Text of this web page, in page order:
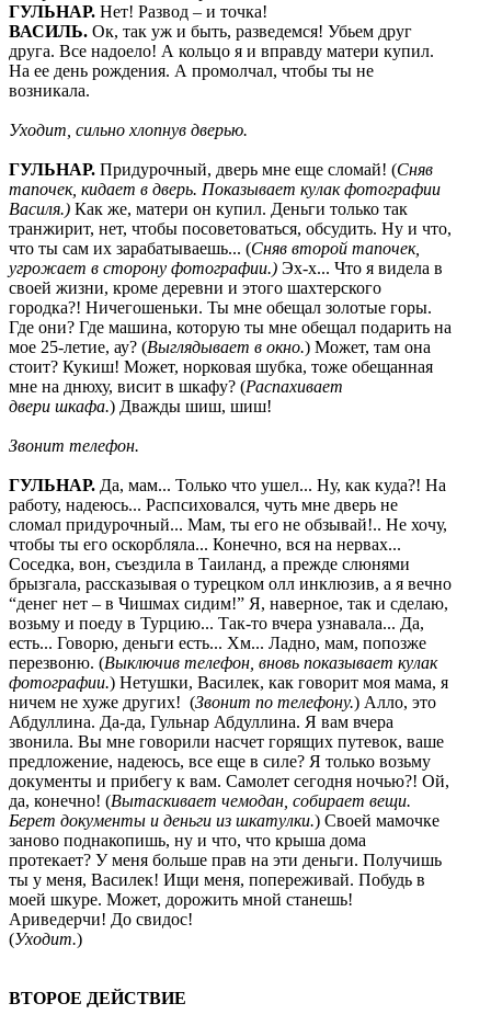
ГУЛЬНАР. Нет! Развод – и точка!
ВАСИЛЬ. Ок, так уж и быть, разведемся! Убьем друг
друга. Все надоело! А кольцо я и вправду матери купил.
На ее день рождения. А промолчал, чтобы ты не
возникала.
Уходит, сильно хлопнув дверью.
ГУЛЬНАР. Придурочный, дверь мне еще сломай! (Сняв
тапочек, кидает в дверь. Показывает кулак фотографии
Василя.) Как же, матери он купил. Деньги только так
транжирит, нет, чтобы посоветоваться, обсудить. Ну и что,
что ты сам их зарабатываешь... (Сняв второй тапочек,
угрожает в сторону фотографии.) Эх-х... Что я видела в
своей жизни, кроме деревни и этого шахтерского
городка?! Ничегошеньки. Ты мне обещал золотые горы.
Где они? Где машина, которую ты мне обещал подарить на
мое 25-летие, ау? (Выглядывает в окно.) Может, там она
стоит? Кукиш! Может, норковая шубка, тоже обещанная
мне на днюху, висит в шкафу? (Распахивает
двери шкафа.) Дважды шиш, шиш!
Звонит телефон.
ГУЛЬНАР. Да, мам... Только что ушел... Ну, как куда?! На
работу, надеюсь... Распсиховался, чуть мне дверь не
сломал придурочный... Мам, ты его не обзывай!.. Не хочу,
чтобы ты его оскорбляла... Конечно, вся на нервах...
Соседка, вон, съездила в Таиланд, а прежде слюнями
брызгала, рассказывая о турецком олл инклюзив, а я вечно
“денег нет – в Чишмах сидим!” Я, наверное, так и сделаю,
возьму и поеду в Турцию... Так-то вчера узнавала... Да,
есть... Говорю, деньги есть... Хм... Ладно, мам, попозже
перезвоню. (Выключив телефон, вновь показывает кулак
фотографии.) Нетушки, Василек, как говорит моя мама, я
ничем не хуже других! (Звонит по телефону.) Алло, это
Абдуллина. Да-да, Гульнар Абдуллина. Я вам вчера
звонила. Вы мне говорили насчет горящих путевок, ваше
предложение, надеюсь, все еще в силе? Я только возьму
документы и прибегу к вам. Самолет сегодня ночью?! Ой,
да, конечно! (Вытаскивает чемодан, собирает вещи.
Берет документы и деньги из шкатулки.) Своей мамочке
заново поднакопишь, ну и что, что крыша дома
протекает? У меня больше прав на эти деньги. Получишь
ты у меня, Василек! Ищи меня, попереживай. Побудь в
моей шкуре. Может, дорожить мной станешь!
Ариведерчи! До свидос!
(Уходит.)
ВТОРОЕ ДЕЙСТВИЕ